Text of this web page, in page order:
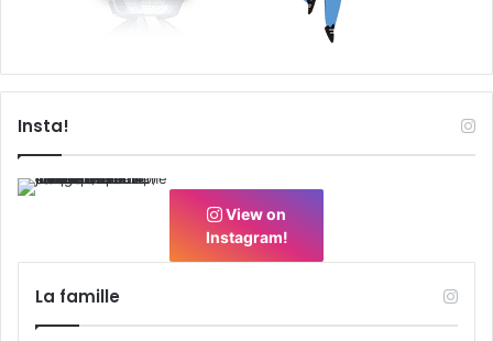
Insta!
View on
Instagram!
La famille